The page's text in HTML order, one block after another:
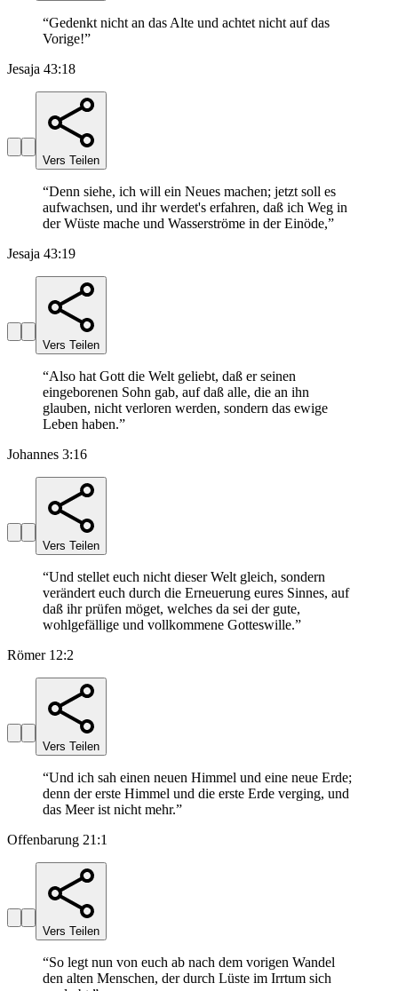
“Gedenkt nicht an das Alte und achtet nicht auf das
Vorige!”
Jesaja 43:18
Vers Teilen
“Denn siehe, ich will ein Neues machen; jetzt soll es
aufwachsen, und ihr werdet's erfahren, daß ich Weg in
der Wüste mache und Wasserströme in der Einöde,”
Jesaja 43:19
Vers Teilen
“Also hat Gott die Welt geliebt, daß er seinen
eingeborenen Sohn gab, auf daß alle, die an ihn
glauben, nicht verloren werden, sondern das ewige
Leben haben.”
Johannes 3:16
Vers Teilen
“Und stellet euch nicht dieser Welt gleich, sondern
verändert euch durch die Erneuerung eures Sinnes, auf
daß ihr prüfen möget, welches da sei der gute,
wohlgefällige und vollkommene Gotteswille.”
Römer 12:2
Vers Teilen
“Und ich sah einen neuen Himmel und eine neue Erde;
denn der erste Himmel und die erste Erde verging, und
das Meer ist nicht mehr.”
Offenbarung 21:1
Vers Teilen
“So legt nun von euch ab nach dem vorigen Wandel
den alten Menschen, der durch Lüste im Irrtum sich